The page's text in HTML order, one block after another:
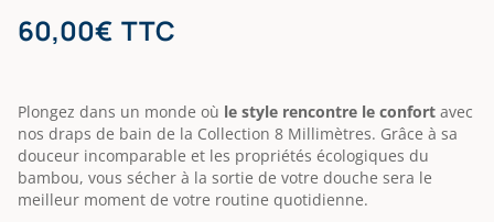
60,00€ TTC
Plongez dans un monde où le style rencontre le confort avec
nos draps de bain de la Collection 8 Millimètres. Grâce à sa
douceur incomparable et les propriétés écologiques du
bambou, vous sécher à la sortie de votre douche sera le
meilleur moment de votre routine quotidienne.